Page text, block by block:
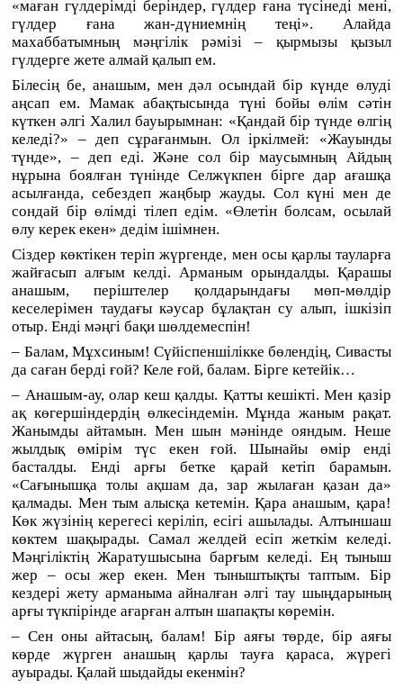
«маған гүлдерімді беріндер, гүлдер ғана түсінеді мені,
гүлдер ғана жан-дүниемнің теңі». Алайда
махаббатымның мәңгілік рәмізі – қырмызы қызыл
гүлдерге жете алмай қалып ем.
Білесің бе, анашым, мен дәл осындай бір күнде өлуді
аңсап ем. Мамак абақтысында түні бойы өлім сәтін
күткен әлгі Халил бауырымнан: «Қандай бір түнде өлгің
келеді?» – деп сұрағанмын. Ол іркілмей: «Жауынды
түнде», – деп еді. Және сол бір маусымның Айдың
нұрына боялған түнінде Селжүкпен бірге дар ағашқа
асылғанда, себездеп жаңбыр жауды. Сол күні мен де
сондай бір өлімді тілеп едім. «Өлетін болсам, осылай
өлу керек екен» дедім ішімнен.
Сіздер көктікен теріп жүргенде, мен осы қарлы тауларға
жайғасып алғым келді. Арманым орындалды. Қарашы
анашым, періштелер қолдарындағы мөп-мөлдір
кеселерімен таудағы кәусар бұлақтан су алып, ішкізіп
отыр. Енді мәңгі бақи шөлдемеспін!
– Балам, Мұхсиным! Сүйіспеншілікке бөлендің, Сивасты
да саған берді ғой? Келе ғой, балам. Бірге кетейік…
– Анашым-ау, олар кеш қалды. Қатты кешікті. Мен қазір
ақ көгершіндердің өлкесіндемін. Мұнда жаным рақат.
Жанымды айтамын. Мен шын мәнінде ояндым. Неше
жылдық өмірім түс екен ғой. Шынайы өмір енді
басталды. Енді арғы бетке қарай кетіп барамын.
«Сағынышқа толы ақшам да, зар жылаған қазан да»
қалмады. Мен тым алысқа кетемін. Қара анашым, қара!
Көк жүзінің керегесі керіліп, есігі ашылады. Алтыншаш
көктем шақырады. Самал желдей есіп жеткім келеді.
Мәңгіліктің Жаратушысына барғым келеді. Ең тыныш
жер – осы жер екен. Мен тыныштықты таптым. Бір
кездері жету арманыма айналған әлгі тау шыңдарының
арғы түкпірінде ағарған алтын шапақты көремін.
– Сен оны айтасың, балам! Бір аяғы төрде, бір аяғы
көрде жүрген анашың қарлы тауға қараса, жүрегі
ауырады. Қалай шыдайды екенмін?